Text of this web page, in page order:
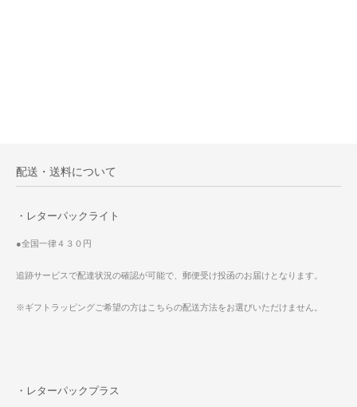
配送・送料について
・レターパックライト
●全国一律４３０円
追跡サービスで配達状況の確認が可能で、郵便受け投函のお届けとなります。
※ギフトラッピングご希望の方はこちらの配送方法をお選びいただけません。
・レターパックプラス